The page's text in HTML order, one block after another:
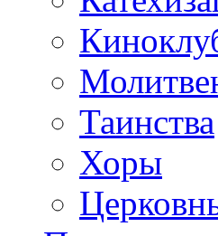
Таинства
Хоры